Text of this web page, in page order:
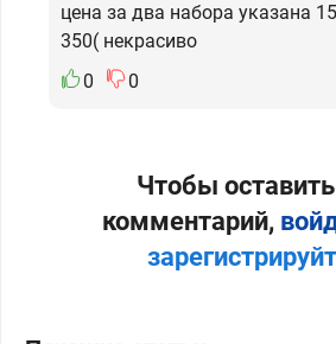
цена за два набора указана
350( некрасиво
0
0
Чтобы
комментарий,